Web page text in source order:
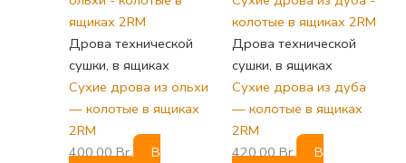
Дрова технической
сушки, в ящиках
Сухие дрова из ольхи
— колотые в ящиках
2RM
400,00Br
В
Дрова технической
сушки, в ящиках
Сухие дрова из дуба
— колотые в ящиках
2RM
420,00Br
В